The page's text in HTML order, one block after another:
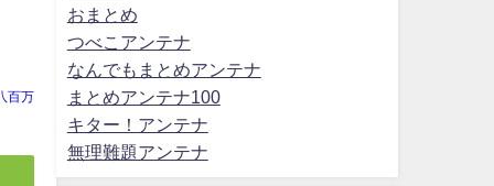
百万
おまとめ
つべこアンテナ
なんでもまとめアンテナ
まとめアンテナ100
キター！アンテナ
無理難題アンテナ